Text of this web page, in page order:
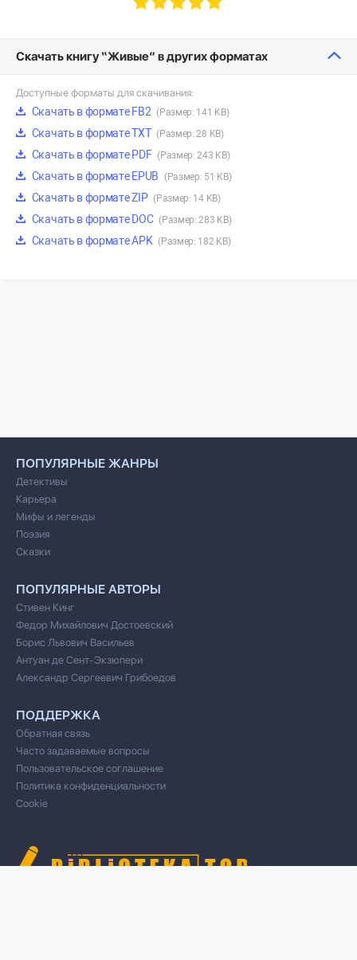
Скачать книгу “Живые” в других форматах
Доступные форматы для скачивания:
Скачать в формате FB2 (Размер: 141 KB)
Скачать в формате TXT (Размер: 28 KB)
Скачать в формате PDF (Размер: 243 KB)
Скачать в формате EPUB (Размер: 51 KB)
Скачать в формате ZIP (Размер: 14 KB)
Скачать в формате DOC (Размер: 283 KB)
Скачать в формате APK (Размер: 182 KB)
ПОПУЛЯРНЫЕ ЖАНРЫ
Детективы
Карьера
Мифы и легенды
Поэзия
Сказки
ПОПУЛЯРНЫЕ АВТОРЫ
Стивен Кинг
Федор Михайлович Достоевский
Борис Львович Васильев
Антуан де Сент-Экзюпери
Александр Сергеевич Грибоедов
ПОДДЕРЖКА
Обратная связь
Часто задаваемые вопросы
Пользовательское соглашение
Политика конфиденциальности
Cookie